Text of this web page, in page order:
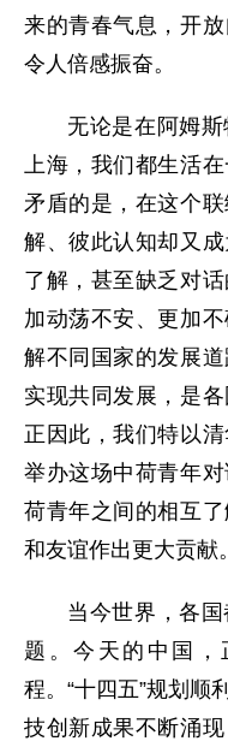
来的青春气息，开
令人倍感振奋。
无论是在阿姆
上海，我们都生活
矛盾的是，在这个
解、彼此认知却又
了解，甚至缺乏对
加动荡不安、更加
解不同国家的发展道
实现共同发展，是
正因此，我们特以
举办这场中荷青年
荷青年之间的相互
和友谊作出更大贡献。
当今世界，各
题。今天的中国
程。“十四五”规划顺
技创新成果不断涌